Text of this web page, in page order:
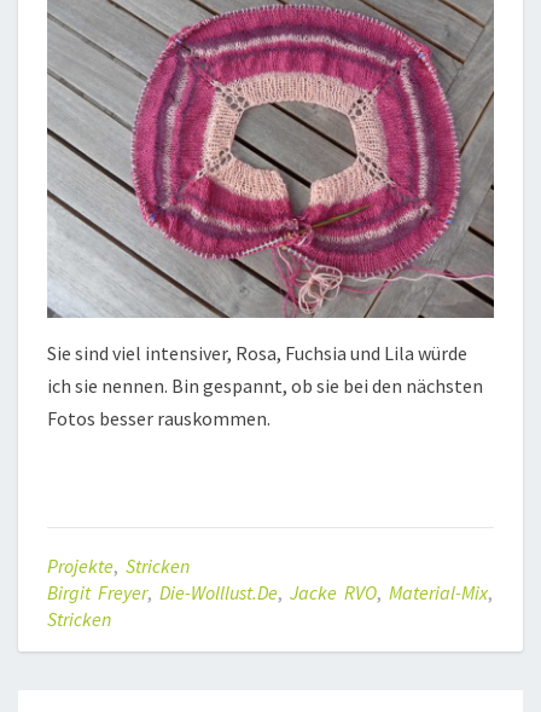
Sie sind viel intensiver, Rosa, Fuchsia und Lila würde
ich sie nennen. Bin gespannt, ob sie bei den nächsten
Fotos besser rauskommen.
Projekte, Stricken
Birgit Freyer, Die-Wolllust.de, Jacke RVO, Material-Mix,
Stricken